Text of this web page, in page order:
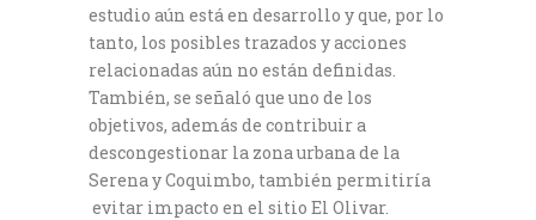
estudio aún está en desarrollo y que, por lo
tanto, los posibles trazados y acciones
relacionadas aún no están definidas.
También, se señaló que uno de los
objetivos, además de contribuir a
descongestionar la zona urbana de la
Serena y Coquimbo, también permitiría
evitar impacto en el sitio El Olivar.